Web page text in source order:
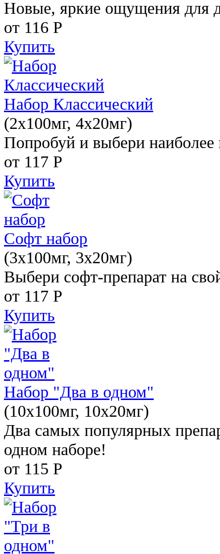
Новые, яркие ощущения для
от 116 Р
Купить
Набор Классический
(2x100мг, 4x20мг)
Попробуй и выбери наиболее
от 117 Р
Купить
Софт набор
(3x100мг, 3x20мг)
Выбери софт-препарат на
от 117 Р
Купить
Набор "Два в одном"
(10x100мг, 10x20мг)
Два самых популярных
одном наборе!
от 115 Р
Купить